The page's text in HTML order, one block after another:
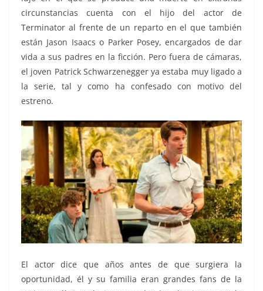
circunstancias cuenta con el hijo del actor de
Terminator al frente de un reparto en el que también
están Jason Isaacs o Parker Posey, encargados de dar
vida a sus padres en la ficción. Pero fuera de cámaras,
el joven Patrick Schwarzenegger ya estaba muy ligado a
la serie, tal y como ha confesado con motivo del
estreno.
El actor dice que años antes de que surgiera la
oportunidad, él y su familia eran grandes fans de la